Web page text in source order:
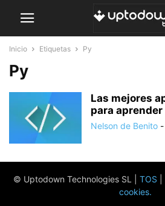
Inicio Etiquetas Py
Py
Las mejores
para
Nelson de Benito -
© Uptodown Technologies SL | TOS
cookies.